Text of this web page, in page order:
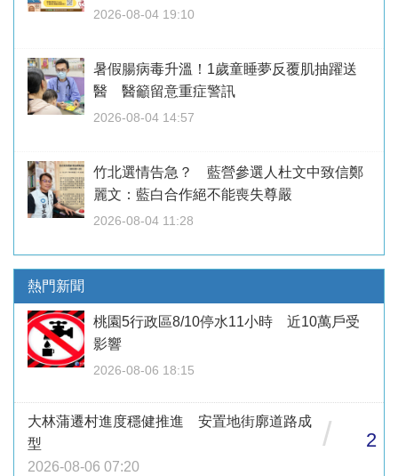
2026-08-04 19:10
暑假腸病毒升溫！1歲童睡夢反覆肌抽躍送
醫 醫籲留意重症警訊
2026-08-04 14:57
竹北選情告急？ 藍營參選人杜文中致信鄭
麗文：藍白合作絕不能喪失尊嚴
2026-08-04 11:28
熱門新聞
桃園5行政區8/10停水11小時 近10萬戶受
影響
2026-08-06 18:15
大林蒲遷村進度穩健推進 安置地街廓道路成
型
2026-08-06 07:20
/ 2